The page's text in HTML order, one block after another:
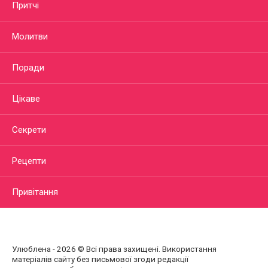
Притчі
Молитви
Поради
Цікаве
Секрети
Рецепти
Привітання
Улюблена - 2026 © Всі права захищені. Використання
матеріалів сайту без письмової згоди редакції